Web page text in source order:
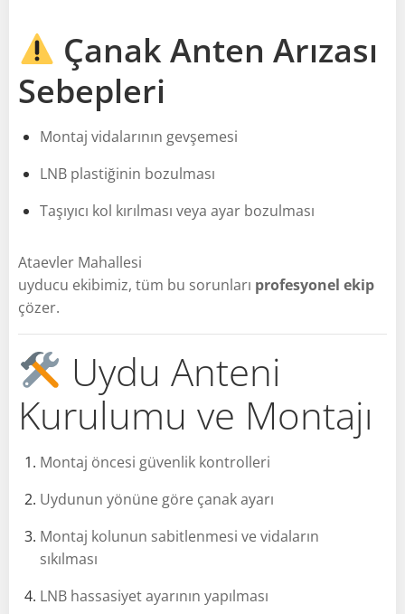
Çanak Anten Arızası
Sebepleri
Montaj vidalarının gevşemesi
LNB plastiğinin bozulması
Taşıyıcı kol kırılması veya ayar bozulması
Ataevler Mahallesi
uyducu ekibimiz, tüm bu sorunları profesyonel ekip
çözer.
Uydu Anteni
Kurulumu ve Montajı
Montaj öncesi güvenlik kontrolleri
Uydunun yönüne göre çanak ayarı
Montaj kolunun sabitlenmesi ve vidaların
sıkılması
LNB hassasiyet ayarının yapılması